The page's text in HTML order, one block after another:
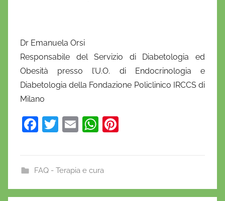
Dr Emanuela Orsi
Responsabile del Servizio di Diabetologia ed
Obesità presso l’U.O. di Endocrinologia e
Diabetologia della Fondazione Policlinico IRCCS di
Milano
F
e
b
T
er
E
l
W
s
A st
FAQ - Terapia e cura